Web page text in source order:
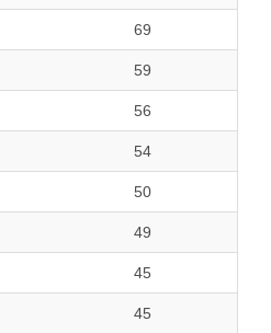
69
59
56
54
50
49
45
45